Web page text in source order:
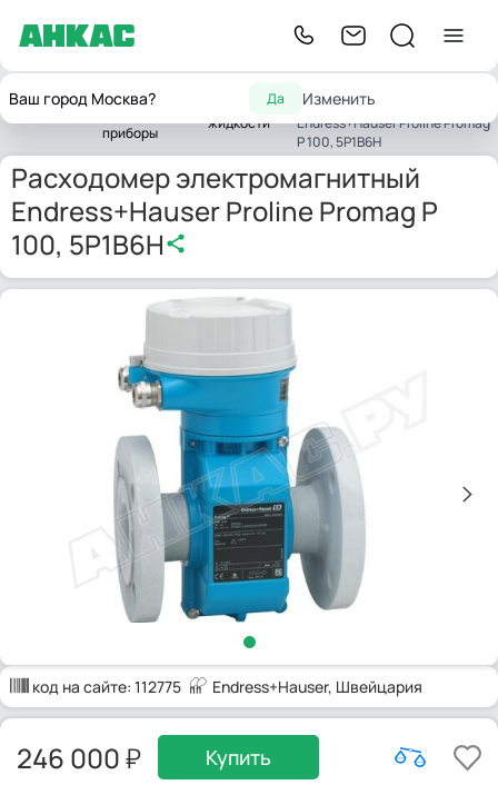
Ваш город Москва? Да Изменить
Главная
Контрольно-
приборы
Расходомеры
жидкости
электромагнитный
Endress+Hauser Proline Promag
P 100, 5P1B6H
Расходомер электромагнитный
Endress+Hauser Proline Promag P
100, 5P1B6H
код на сайте: 112775 Endress+Hauser, Швейцария
246 000 Купить